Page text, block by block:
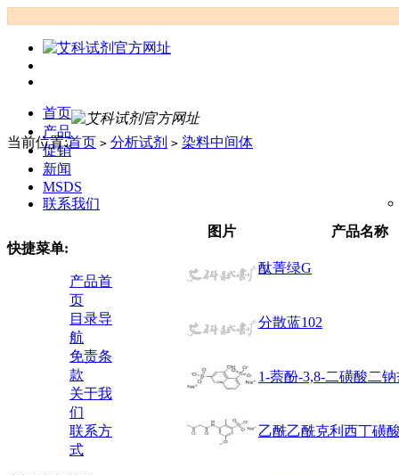
首页
产品
促销
新闻
MSDS
联系我们
当前位置:首页 > 分析试剂 > 染料中间体
快捷菜单:
产品首
页
目录导
航
免责条
款
关于我
们
联系方
式
图片 产品名称
酞菁绿G
分散蓝102
1-萘酚-3,8-二磺酸二
乙酰乙酰克利西丁磺